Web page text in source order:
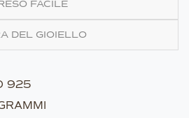
FACILE
DEL GIOIELLO
925